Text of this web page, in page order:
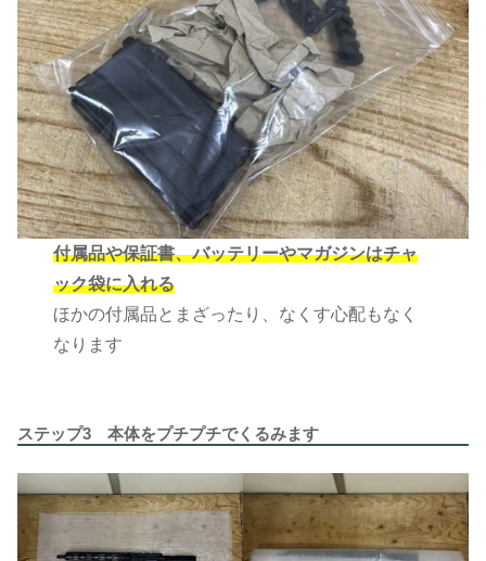
付属品や保証書、バッテリーやマガジンはチャ
ック袋に入れる
ほかの付属品とまざったり、なくす心配もなく
なります
ステップ3 本体をプチプチでくるみます